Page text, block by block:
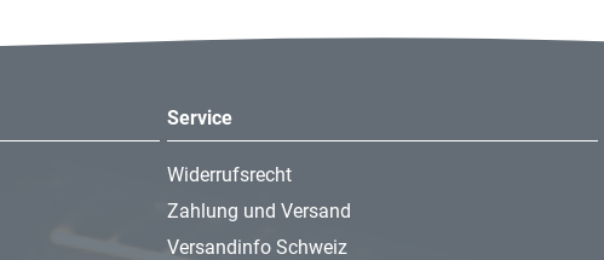
Service
Widerrufsrecht
Zahlung und Versand
Versandinfo Schweiz